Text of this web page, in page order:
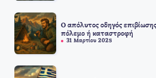
Ο απόλυτος οδηγός
πόλεμο ή καταστροφή
31 Μαρτίου 2025